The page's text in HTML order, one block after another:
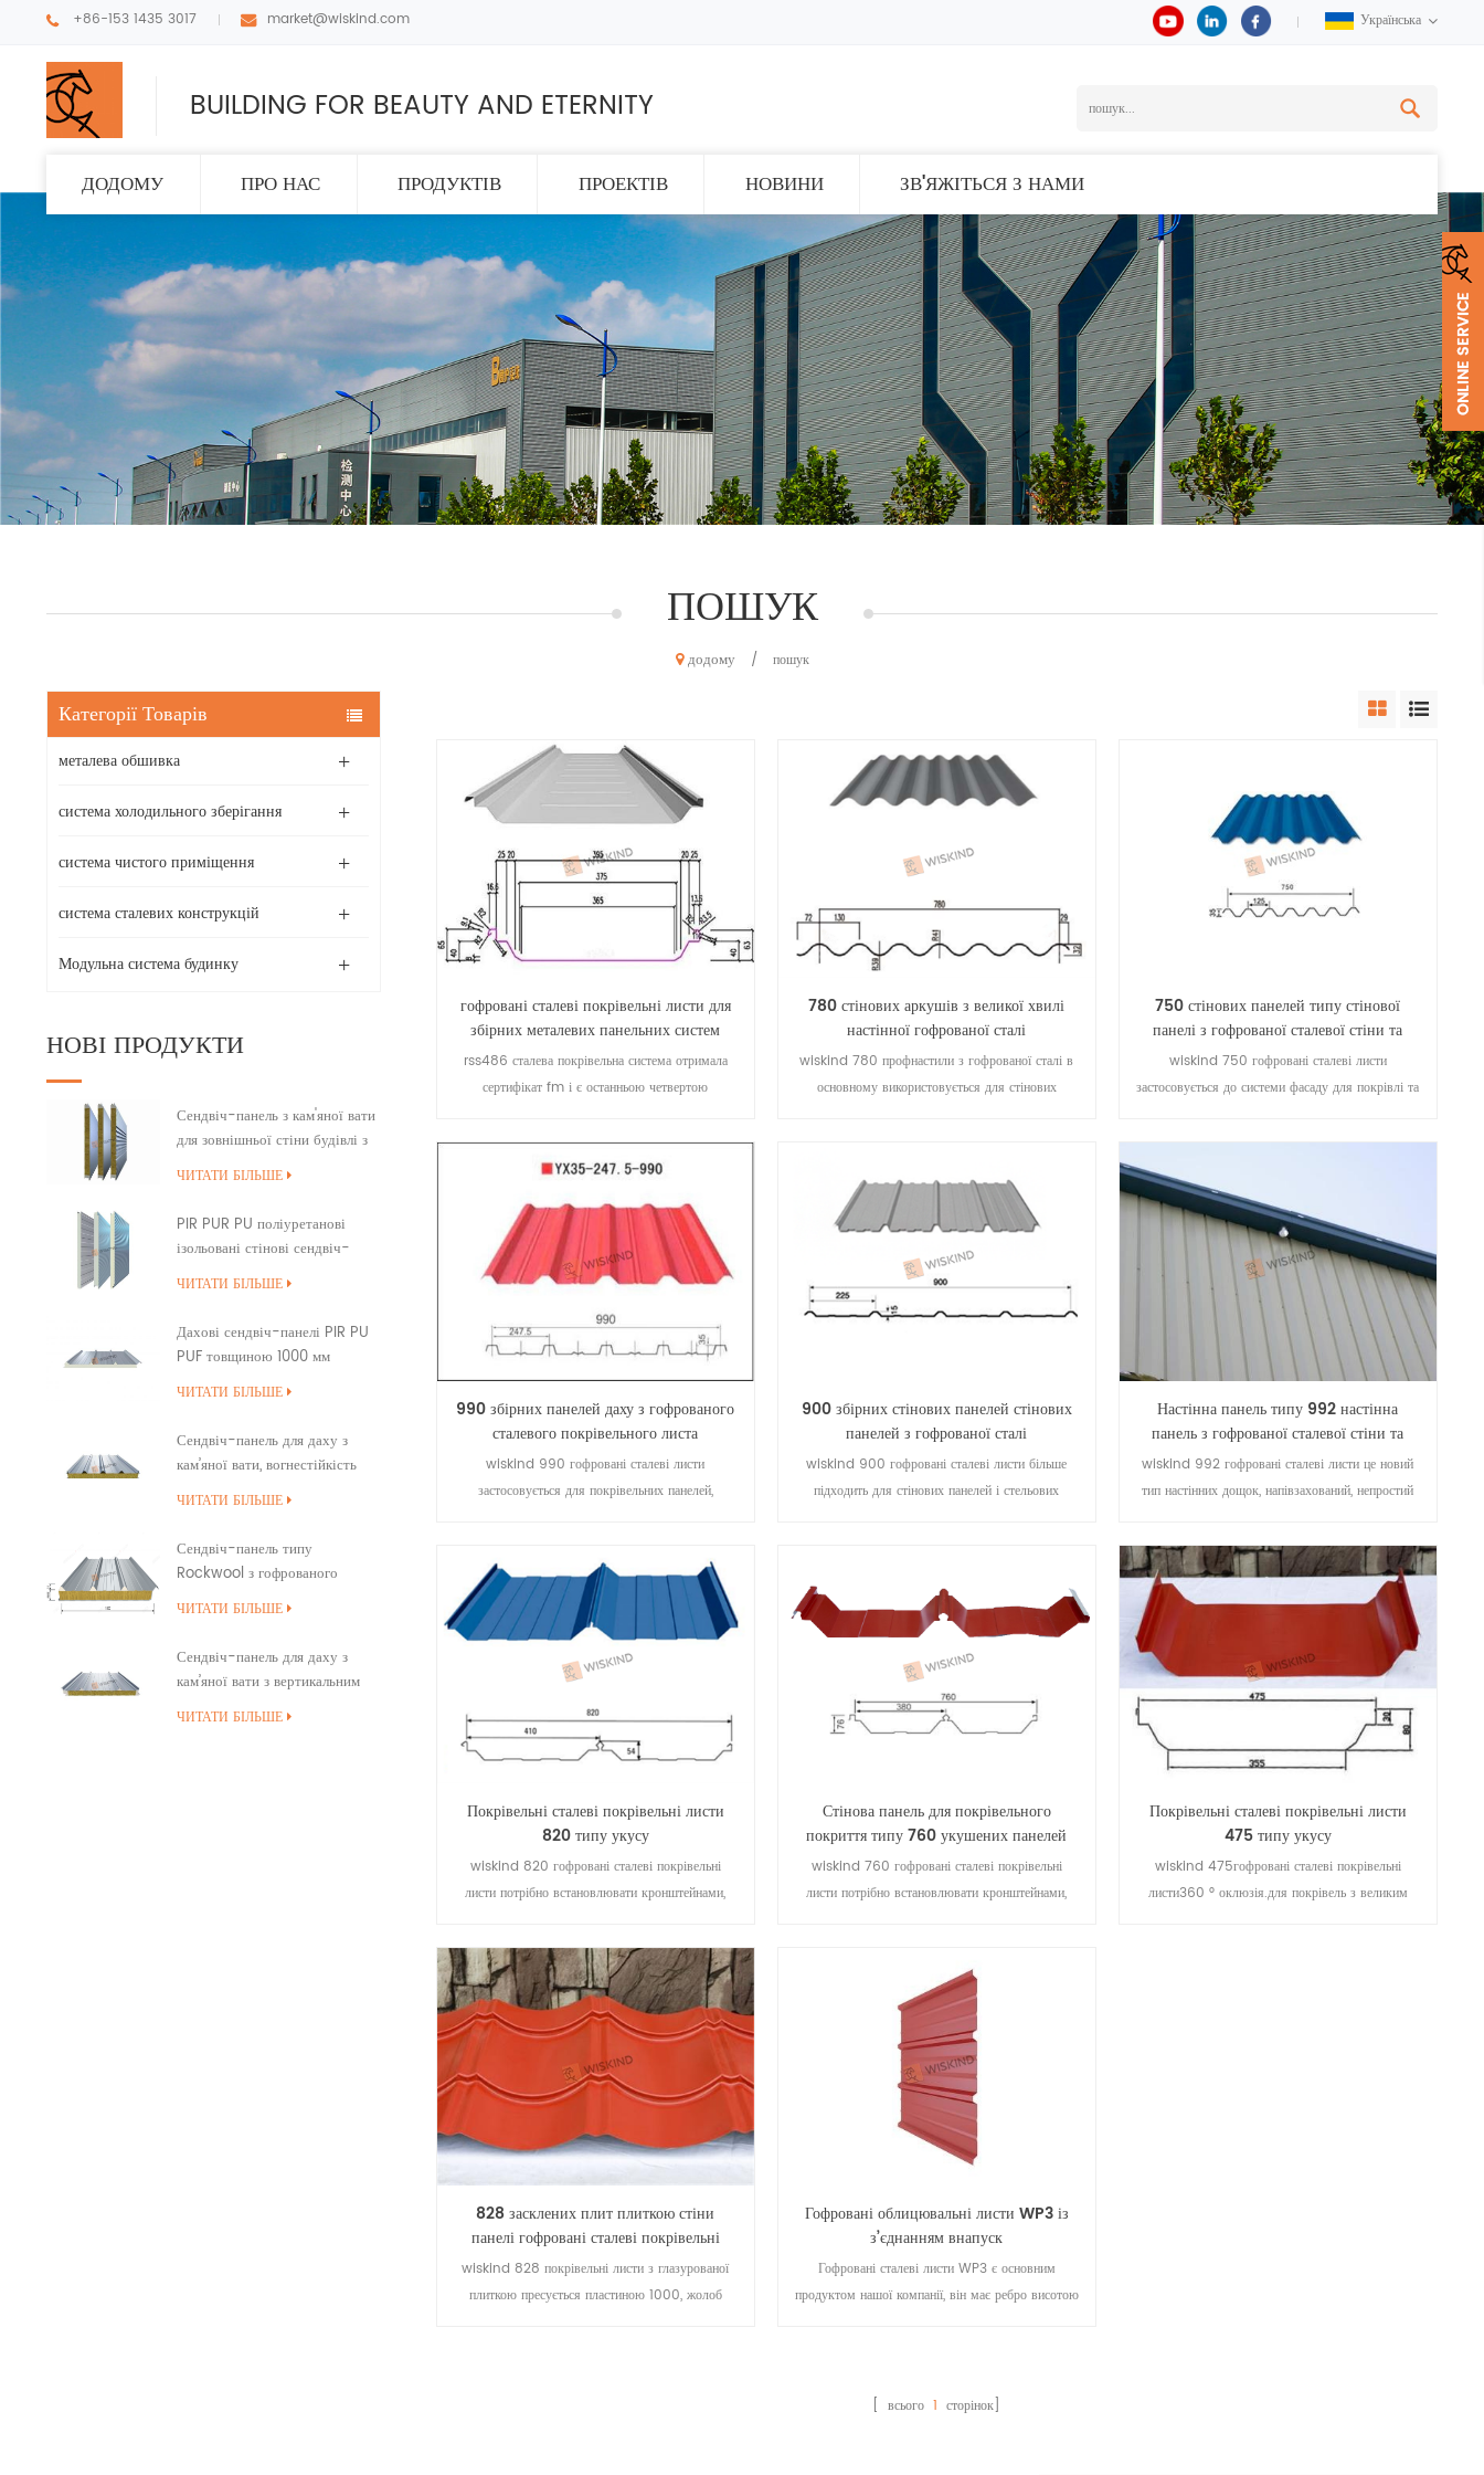
+86-153 1435 3017 market@wiskind.com Українська
BUILDING FOR BEAUTY AND ETERNITY
ДОДОМУ ПРО НАС ПРОДУКТІВ ПРОЕКТІВ НОВИНИ ЗВ'ЯЖІТЬСЯ З НАМИ
ПОШУК
додому / пошук
Категорії Товарів
металева обшивка
система холодильного зберігання
система чистого приміщення
система сталевих конструкцій
Модульна система будинку
НОВІ ПРОДУКТИ
Сендвіч-панель з кам'яної вати
для зовнішньої стіни будівлі з
ущільненням країв ПУ
ЧИТАТИ БІЛЬШЕ
PIR PUR PU поліуретанові
ізольовані стінові сендвіч-
панелі
ЧИТАТИ БІЛЬШЕ
Дахові сендвіч-панелі PIR PU
PUF товщиною 1000 мм
внахлест
ЧИТАТИ БІЛЬШЕ
Сендвіч-панель для даху з
кам’яної вати, вогнестійкість
Snap Cap
ЧИТАТИ БІЛЬШЕ
Сендвіч-панель типу
Rockwool з гофрованого
покриття для даху
ЧИТАТИ БІЛЬШЕ
Сендвіч-панель для даху з
кам’яної вати з вертикальним
швом із ущільненням країв ПУ
ЧИТАТИ БІЛЬШЕ
гофровані сталеві покрівельні листи для
збірних металевих панельних систем
rss486 сталева покрівельна система отримала
сертифікат fm і є останньою четвертою
четвертого покоління, запущених компанією
Wiskind. її відмінна атмосферостійкість та
розширення та стиснення, рекомендують та
довіряють промисловості та ринку.
780 стінових аркушів з великої хвилі
настінної гофрованої сталі
wiskind 780 профнастили з гофрованої сталі в
основному використовується для стінових
750 стінових панелей типу стінової
панелі з гофрованої сталевої стіни та
листів з корінням
wiskind 750 гофровані сталеві листи
застосовується до системи фасаду для покрівлі та
використовуватися для несучих.
990 збірних панелей даху з гофрованого
сталевого покрівельного листа
wiskind 990 гофровані сталеві листи
застосовується для покрівельних панелей,
оздоблення стін.
900 збірних стінових панелей стінових
панелей з гофрованої сталі
wiskind 900 гофровані сталеві листи більше
підходить для стінових панелей і стельових
невелику сторону, її можна використовувати як
дошку високої міцності.
Настінна панель типу 992 настінна
панель з гофрованої сталевої стіни та
листів з корінням
wiskind 992 гофровані сталеві листи це новий
тип настінних дощок, напівзахований, непростий
сильний тривимірний ефект, унікальний ефект
світла і тіні, може бути використаний у кривих
Покрівельні сталеві покрівельні листи
820 типу укусу
wiskind 820 гофровані сталеві покрівельні
листи потрібно встановлювати кронштейнами,
використовується для покрівель з великим
прольотом, дренажний ефект хороший, він не
підходить для транспортування, і в основному
використовується для обробки на місці.
Стінова панель для покрівельного
покриття типу 760 укушених панелей
wiskind 760 гофровані сталеві покрівельні
листи потрібно встановлювати кронштейнами,
прольотом, дренажний ефект хороший, він не
підходить для транспортування, і в основному
використовується для обробки на місці.
Покрівельні сталеві покрівельні листи
475 типу укусу
wiskind 475гофровані сталеві покрівельні
листи360 ° оклюзія.для покрівель з великим
828 засклених плит плиткою стіни
панелі гофровані сталеві покрівельні
листи
wiskind 828 покрівельні листи з глазурованої
плиткою пресується пластиною 1000, жолоб
Гофровані облицювальні листи WP3 із
з’єднанням внапуск
Гофровані сталеві листи WP3 є основним
продуктом нашої компанії, він має ребро висотою
блокування капілярної води, яка має хороші
[ всього1 сторінок]